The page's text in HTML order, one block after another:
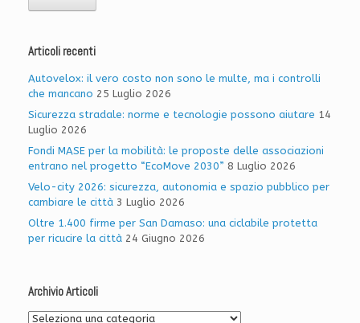
Articoli recenti
Autovelox: il vero costo non sono le multe, ma i controlli
che mancano 25 Luglio 2026
Sicurezza stradale: norme e tecnologie possono aiutare 14
Luglio 2026
Fondi MASE per la mobilità: le proposte delle associazioni
entrano nel progetto “EcoMove 2030” 8 Luglio 2026
Velo-city 2026: sicurezza, autonomia e spazio pubblico per
cambiare le città 3 Luglio 2026
Oltre 1.400 firme per San Damaso: una ciclabile protetta
per ricucire la città 24 Giugno 2026
Archivio Articoli
Archivio